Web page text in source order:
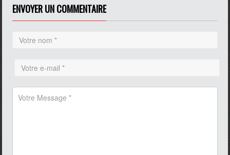
ENVOYER UN COMMENTAIRE